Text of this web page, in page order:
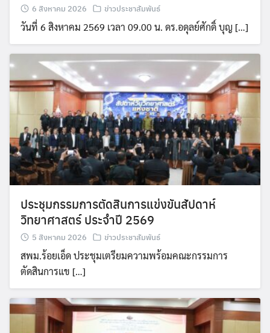
6 สิงหาคม 2026 ข่าวประชาสัมพันธ์
วันที่ 6 สิงหาคม 2569 เวลา 09.00 น. ดร.อดุลย์ศักดิ์ บุญ […]
ประชุมกรรมการตัดสินการแข่งขันสัปดาห์
วิทยาศาสตร์ ประจำปี 2569
5 สิงหาคม 2026 ข่าวประชาสัมพันธ์
สพม.ร้อยเอ็ด ประชุมเตรียมความพร้อมคณะกรรมการ
ตัดสินการแข […]